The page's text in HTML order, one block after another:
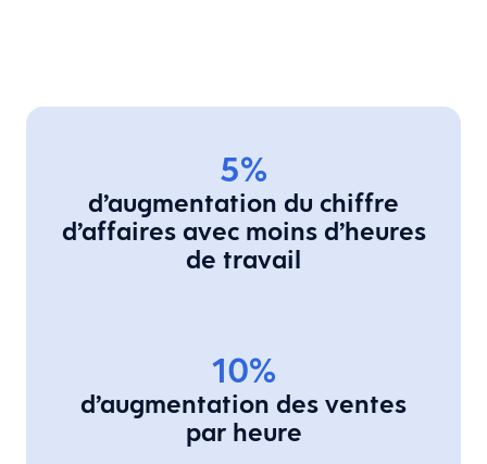
5%
d’augmentation du chiffre
d’affaires avec moins d’heures
de travail
10%
d’augmentation des ventes
par heure